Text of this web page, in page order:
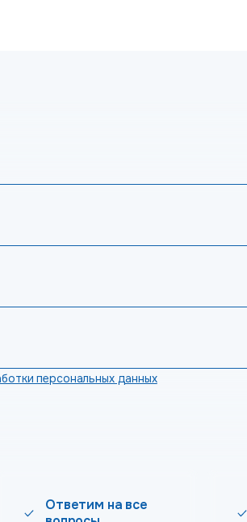
персональных данных
Ответим на все